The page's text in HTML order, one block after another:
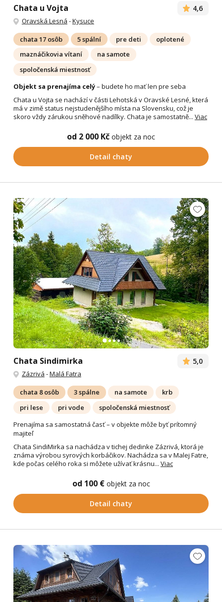
Chata u Vojta 4,6
Oravská Lesná -Kysuce
chata 17 osôb 5 spální pre deti
oplotené
maznáčikovia vítaní
na samote
spoločenská miestnosť
Objekt sa prenajíma celý– budete ho mať len pre seba
Chata u Vojta se nachází v části Lehotská v Oravské Lesné, která
má v zimě status nejstudenějšího místa na Slovensku, což je
skoro vždy zárukou sněhové nadílky. Chata je samostatně... Viac
od 2 000 Kč objekt za noc
Detail chaty
Chata Sindimirka 5,0
Zázrivá -Malá Fatra
chata 8 osôb 3 spálne na samote
krb
pri lese
pri vode
spoločenská miestnosť
Prenajíma sa samostatná časť – v objekte môže byť prítomný
majiteľ
Chata SindiMirka sa nachádza v tichej dedinke Zázrivá, ktorá je
známa výrobou syrových korbáčikov. Nachádza sa v Malej Fatre,
kde počas celého roka si môžete užívať krásnu... Viac
od 100 € objekt za noc
Detail chaty